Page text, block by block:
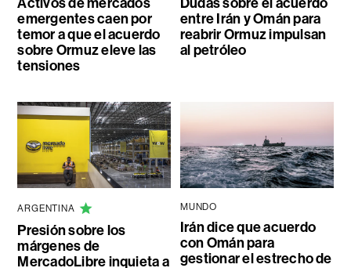
emergentes caen por
temor a que el acuerdo
sobre Ormuz eleve las
tensiones
entre Irán y Omán para
reabrir Ormuz impulsan
al petróleo
ARGENTINA
Presión sobre los
márgenes de
MercadoLibre inquieta a
MUNDO
Irán dice que acuerdo
con Omán para
gestionar el estrecho de